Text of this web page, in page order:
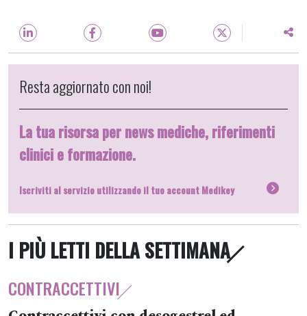
Resta aggiornato con noi!
La tua risorsa per news mediche, riferimenti
clinici e formazione.
Iscriviti al servizio utilizzando il tuo account Medikey
I PIÙ LETTI DELLA SETTIMANA
CONTRACCETTIVI